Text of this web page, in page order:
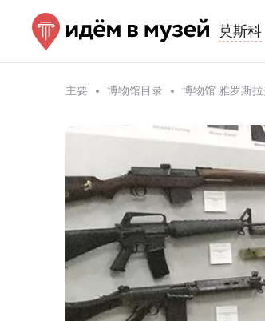
莫斯科
主要 博物馆目录 博物馆 雅罗斯